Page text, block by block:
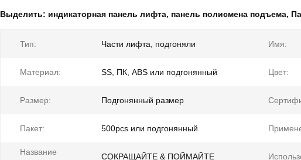
Выделить: индикаторная панель лифта, панель полисмена подъема,
Тип: Части лифта, подгоняли Имя:
Материал: SS, ПК, ABS или подгонянный Цвет:
Размер: Подгонянный размер
Пакет: 500pcs или подгонянный
Название
СОКРАЩАЙТЕ & ПОЙМАЙТЕ